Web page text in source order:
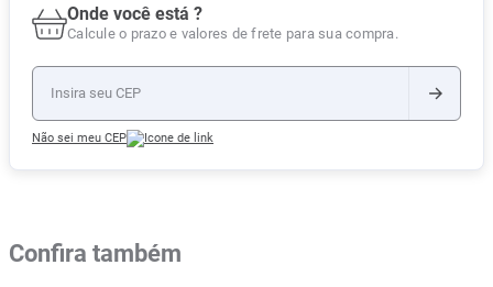
Onde você está ?
Calcule o prazo e valores de frete para sua compra.
Não sei meu CEP
Confira também